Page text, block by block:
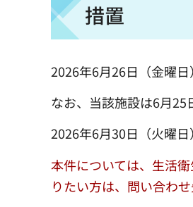
措置
2026年6月26日（金曜
なお、当該施設は6月25
2026年6月30日（火曜
本件については、生活
りたい方は、問い合わ